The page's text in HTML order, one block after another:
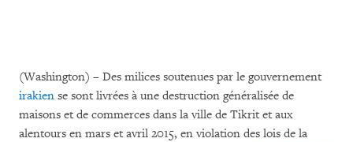
(Washington) – Des milices soutenues par le gouvernement
irakien se sont livrées à une destruction généralisée de
maisons et de commerces dans la ville de Tikrit et aux
alentours en mars et avril 2015, en violation des lois de la